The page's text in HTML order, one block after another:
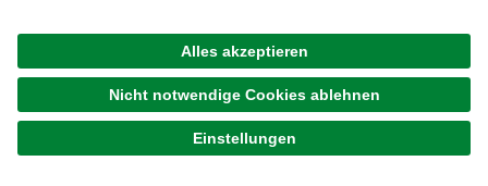
Verfügbarkeit im Markt prüfen
Zustellung 12.08. - 14.08.